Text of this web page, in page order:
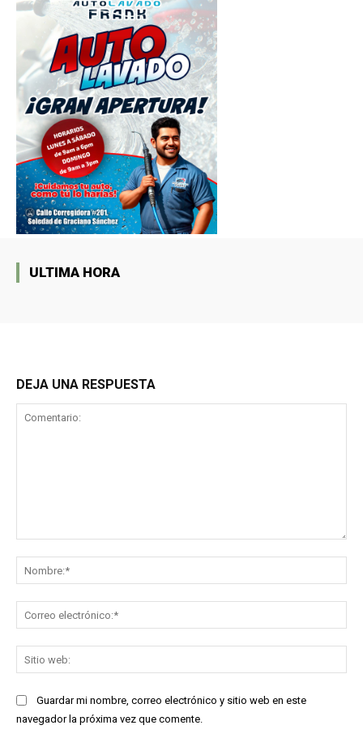
ULTIMA HORA
DEJA UNA RESPUESTA
Guardar mi nombre, correo electrónico y sitio web en este
navegador la próxima vez que comente.